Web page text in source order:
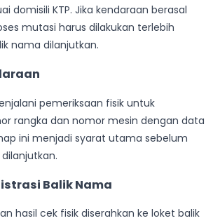
domisili KTP. Jika kendaraan berasal
mutasi harus dilakukan terlebih
nama dilanjutkan.
pemeriksaan fisik untuk
rangka dan nomor mesin dengan data
ini menjadi syarat utama sebelum
Balik Nama
hasil cek fisik diserahkan ke loket balik